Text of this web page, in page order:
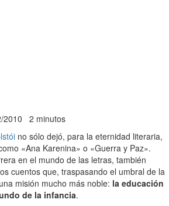
2010 2 minutos
no sólo dejó, para la eternidad literaria,
«Ana Karenina» o «Guerra y Paz».
en el mundo de las letras, también
cuentos que, traspasando el umbral de la
misión mucho más noble: la educación
de la infancia.